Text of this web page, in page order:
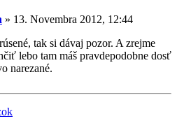
» 13. Novembra 2012, 12:44
tak si dávaj pozor. A zrejme
lebo tam máš pravdepodobne dosť
narezané.